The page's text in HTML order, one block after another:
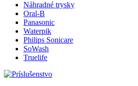
Náhradné trysky
Oral-B
Panasonic
Waterpik
Philips Sonicare
SoWash
Truelife